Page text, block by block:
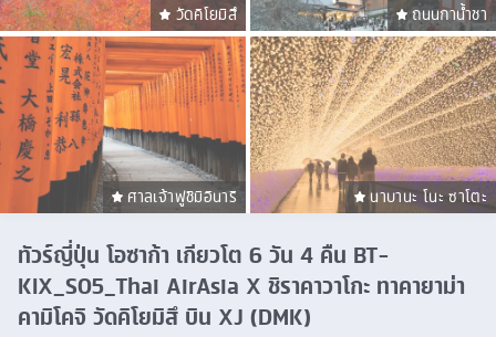
วัดคิโยมิสึ ถนนกาน้ำชา
ศาลเจ้าฟูชิมิอินาริ นาบานะ โนะ ซาโตะ
ทัวร์ญี่ปุ่น โอซาก้า เกียวโต 6 วัน 4 คืน BT-
KIX_S05_Thai AirAsia X ชิราคาวาโกะ ทาคายาม่า
คามิโคจิ วัดคิโยมิสึ บิน XJ (DMK)